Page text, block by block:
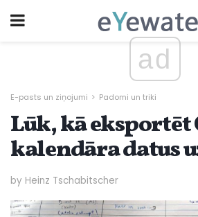
ad
E-pasts un ziņojumi Padomi un triki
Lūk, kā eksportēt
kalendāra datus
by Heinz Tschabitscher